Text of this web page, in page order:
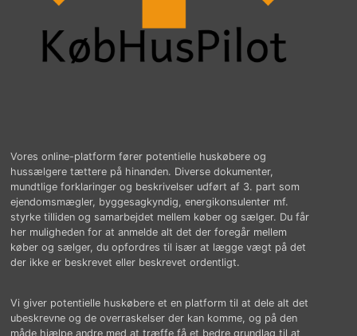
Vores online-platform fører potentielle huskøbere og
hussælgere tættere på hinanden. Diverse dokumenter,
mundtlige forklaringer og beskrivelser udført af 3. part som
ejendomsmægler, byggesagkyndig, energikonsulenter mf.
styrke tilliden og samarbejdet mellem køber og sælger. Du får
her muligheden for at anmelde alt det der foregår mellem
køber og sælger, du opfordres til især at lægge vægt på det
der ikke er beskrevet eller beskrevet ordentligt.
Vi giver potentielle huskøbere et en platform til at dele alt det
ubeskrevne og de overraskelser der kan komme, og på den
måde hjælpe andre med at træffe få et bedre grundlag til at